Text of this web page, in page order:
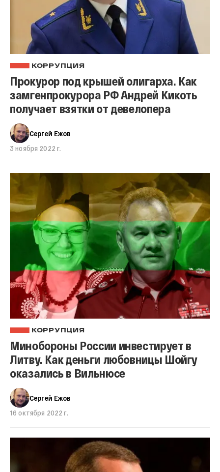
КОРРУПЦИЯ
Прокурор под крышей олигарха. Как
замгенпрокурора РФ Андрей Кикоть
получает взятки от девелопера
Сергей Ежов
3 ноября 2022 г.
КОРРУПЦИЯ
Минобороны России инвестирует в
Литву. Как деньги любовницы Шойгу
оказались в Вильнюсе
Сергей Ежов
16 октября 2022 г.